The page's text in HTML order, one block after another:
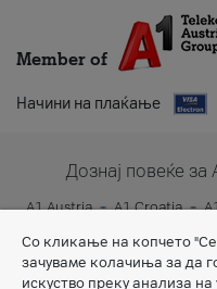
Member of
Начини на плаќање
Дознај повеќе за
A1 Austria A1 Croatia
Со кликање на копчето "Се
зачуваме колачиња за да
искуство преку анализа